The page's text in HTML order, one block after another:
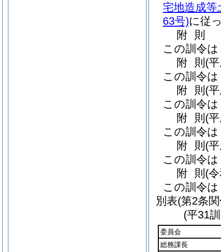
宅地造成等
63号)に従
附 則
この訓令
附 則 (
この訓令
附 則 (
この訓令
附 則 (
この訓令
附 則 (
この訓令
附 則 (
この訓令
別表(第2条
(平31
委員会
総務課長